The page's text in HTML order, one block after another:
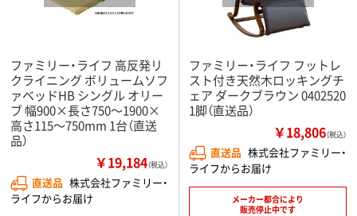
ファミリー・ライフ 高反発リ
クライニング ボリュームソフ
ァベッドHB シングル オリー
ブ 幅900×長さ750～1900×
高さ115～750mm 1台（直送
品）
￥19,184（税込）
直送品 株式会社ファミリー・
ライフからお届け
ファミリー・ライフ フットレ
スト付き天然木ロッキングチ
ェア ダークブラウン 0402520
1脚（直送品）
￥18,806（税込）
直送品 株式会社ファミリー・
ライフからお届け
メーカー都合により
販売停止中です